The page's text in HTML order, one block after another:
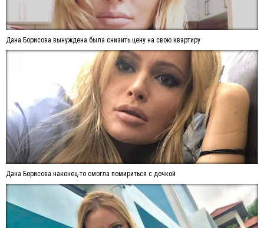
Дана Борисова вынуждена была снизить цену на свою квартиру
Дана Борисова наконец-то смогла помириться с дочкой